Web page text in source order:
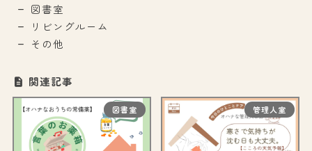
図書室
リビングルーム
その他
関連記事
図書室 管理人室